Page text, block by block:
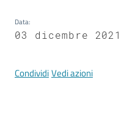
Mirandola
Data:
03 dicembre 2021
CondividiVedi azioni